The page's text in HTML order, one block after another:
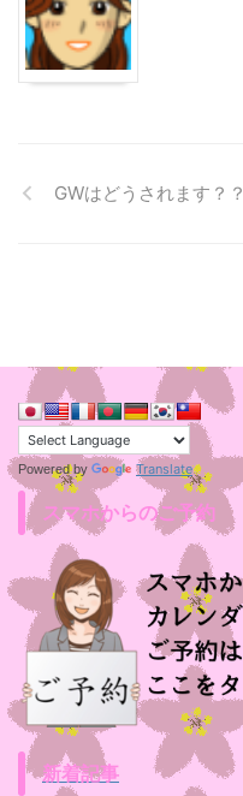
GWはどうされます？？
Powered by Translate
スマホからのご予約
新着記事